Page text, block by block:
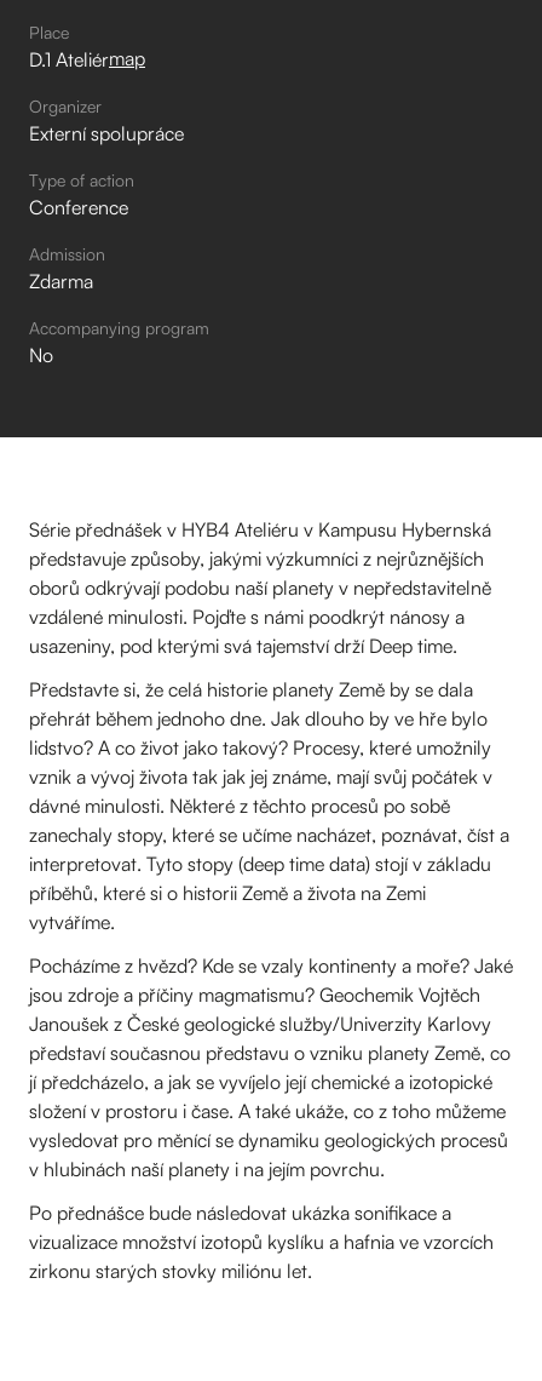
Place
D.1 Ateliérmap
Organizer
Externí spolupráce
Type of action
Conference
Admission
Zdarma
Accompanying program
No
Série přednášek v HYB4 Ateliéru v Kampusu Hybernská
představuje způsoby, jakými výzkumníci z nejrůznějších
oborů odkrývají podobu naší planety v nepředstavitelně
vzdálené minulosti. Pojďte s námi poodkrýt nánosy a
usazeniny, pod kterými svá tajemství drží Deep time.
Představte si, že celá historie planety Země by se dala
přehrát během jednoho dne. Jak dlouho by ve hře bylo
lidstvo? A co život jako takový? Procesy, které umožnily
vznik a vývoj života tak jak jej známe, mají svůj počátek v
dávné minulosti. Některé z těchto procesů po sobě
zanechaly stopy, které se učíme nacházet, poznávat, číst a
interpretovat. Tyto stopy (deep time data) stojí v základu
příběhů, které si o historii Země a života na Zemi
vytváříme.
Pocházíme z hvězd? Kde se vzaly kontinenty a moře? Jaké
jsou zdroje a příčiny magmatismu? Geochemik Vojtěch
Janoušek z České geologické služby/Univerzity Karlovy
představí současnou představu o vzniku planety Země, co
jí předcházelo, a jak se vyvíjelo její chemické a izotopické
složení v prostoru i čase. A také ukáže, co z toho můžeme
vysledovat pro měnící se dynamiku geologických procesů
v hlubinách naší planety i na jejím povrchu.
Po přednášce bude následovat ukázka sonifikace a
vizualizace množství izotopů kyslíku a hafnia ve vzorcích
zirkonu starých stovky miliónu let.